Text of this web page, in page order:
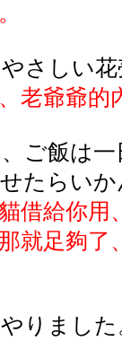
さしい
老爺爺的
、ご飯は
せたらい
借給你用
就足夠了
りました